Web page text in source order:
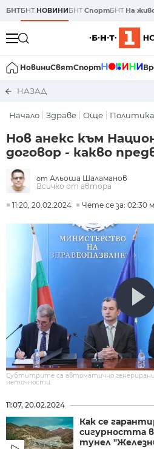
БНТБНТ НОВИНИБНТСпортБНТ На
НовиниСвятСпорт
НАЗАД
Начало Здраве Още Политика
Нов анекс към
договор - какво
от Альоша Шаламанов
Всичко от автора
11:20, 20.02.2024 Чете се за: 02:30
Субтитрите са автоматично
неточности.
11:07, 20.02.2024
Как се
сигурността
тунел